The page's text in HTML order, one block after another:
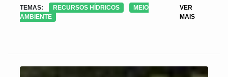
de uma grande volume de armazenamento, fazendo com que ele
possua em seu lote o seu próprio ciclo hidrológico.
TEMAS: RECURSOS HÍDRICOS
MEIO
AMBIENTE
VER
MAIS